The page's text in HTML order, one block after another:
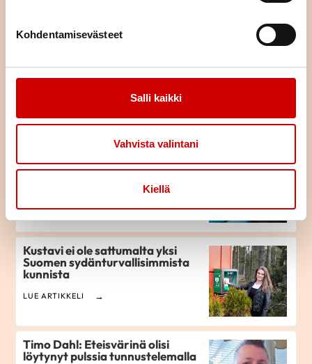
Kohdentamisevästeet
Salli kaikki
Vahvista valintani
Kiellä
Kustavi ei ole sattumalta yksi
Suomen sydänturvallisimmista
kunnista
LUE ARTIKKELI
Timo Dahl: Eteisvärinä olisi
löytynyt pulssia tunnustelemalla